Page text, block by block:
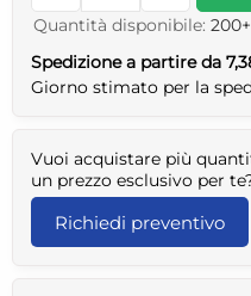
Quantità disponibile: 200+
Spedizione a partire da
Giorno stimato per la
Vuoi acquistare più
un prezzo esclusivo per
Richiedi preventivo